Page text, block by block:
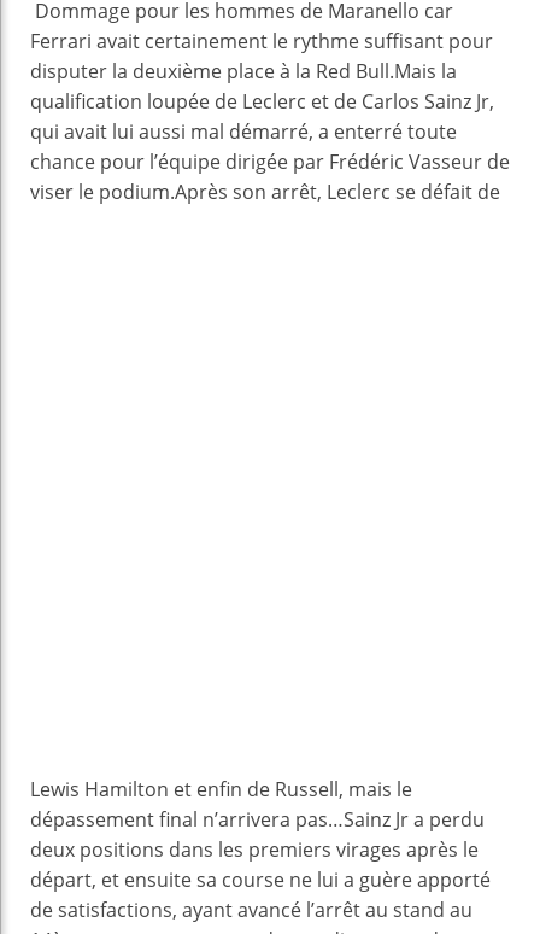
Dommage pour les hommes de Maranello car
Ferrari avait certainement le rythme suffisant pour
disputer la deuxième place à la Red Bull.Mais la
qualification loupée de Leclerc et de Carlos Sainz Jr,
qui avait lui aussi mal démarré, a enterré toute
chance pour l’équipe dirigée par Frédéric Vasseur de
viser le podium.Après son arrêt, Leclerc se défait de
Lewis Hamilton et enfin de Russell, mais le
dépassement final n’arrivera pas…Sainz Jr a perdu
deux positions dans les premiers virages après le
départ, et ensuite sa course ne lui a guère apporté
de satisfactions, ayant avancé l’arrêt au stand au